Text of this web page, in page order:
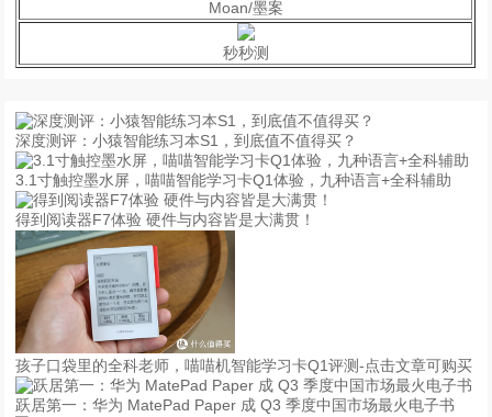
Moan/墨案
秒秒测
深度测评：小猿智能练习本S1，到底值不值得买？
3.1寸触控墨水屏，喵喵智能学习卡Q1体验，九种语言+全科辅助
得到阅读器F7体验 硬件与内容皆是大满贯！
孩子口袋里的全科老师，喵喵机智能学习卡Q1评测-点击文章可购买
跃居第一：华为 MatePad Paper 成 Q3 季度中国市场最火电子书